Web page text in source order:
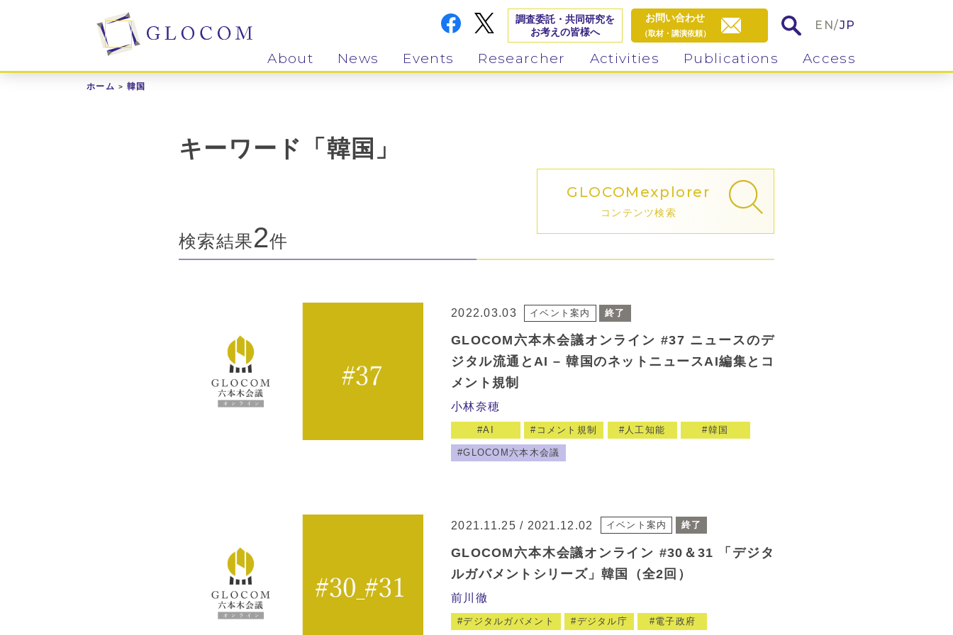
調査委託・共同研究を
お考えの皆様へ
お問い合わせ
（取材・講演依頼）
EN/JP
About News Events Researcher Activities Publications Access
ホーム 韓国
キーワード「韓国」
GLOCOM explorer
コンテンツ検索
検索結果2件
2022.03.03 イベント案内 終了
GLOCOM六本木会議オンライン #37 ニュースのデ
ジタル流通とAI – 韓国のネットニュースAI編集とコ
メント規制
小林奈穂
AI コメント規制 人工知能 韓国
GLOCOM六本木会議
2021.11.25 / 2021.12.02 イベント案内 終了
GLOCOM六本木会議オンライン #30＆31 「デジタ
ルガバメントシリーズ」韓国（全2回）
前川徹
デジタルガバメント デジタル庁 電子政府